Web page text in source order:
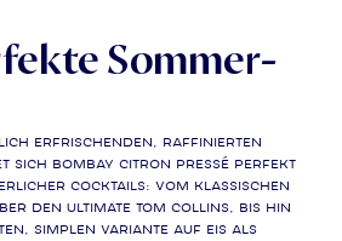
Sommer-
erfrischenden, raffinierten
sich Bombay Citron Pressé perfekt
Cocktails: vom klassischen
den Ultimate Tom Collins, bis hin
simplen Variante auf Eis als